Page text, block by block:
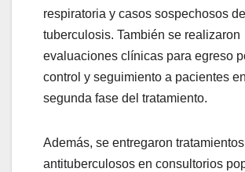
respiratoria y casos sospechosos de
tuberculosis. También se realizaron
evaluaciones clínicas para egreso
control y seguimiento a pacientes
segunda fase del tratamiento.
Además, se entregaron tratamientos
antituberculosos en consultorios